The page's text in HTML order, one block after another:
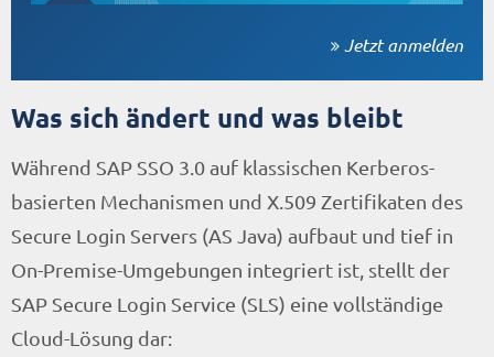
Jetzt anmelden
Was sich ändert und was bleibt
Während SAP SSO 3.0 auf klassischen Kerberos-
basierten Mechanismen und X.509 Zertifikaten des
Secure Login Servers (AS Java) aufbaut und tief in
On-Premise-Umgebungen integriert ist, stellt der
SAP Secure Login Service (SLS) eine vollständige
Cloud-Lösung dar: